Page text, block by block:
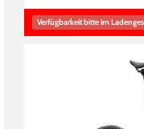
Verfügbarkeit bitte im